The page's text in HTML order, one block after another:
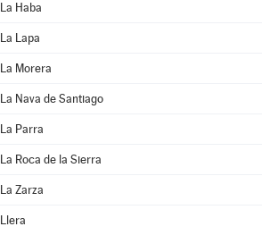
La Haba
La Lapa
La Morera
La Nava de Santiago
La Parra
La Roca de la Sierra
La Zarza
Llera